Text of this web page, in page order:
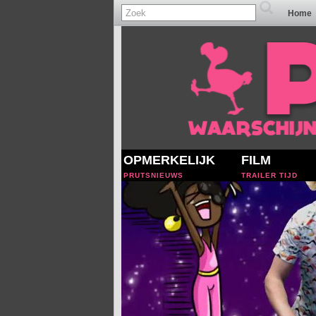
Home
OPMERKELIJK
PRUTSNIEUWS
FILM
TRAILER TIJD